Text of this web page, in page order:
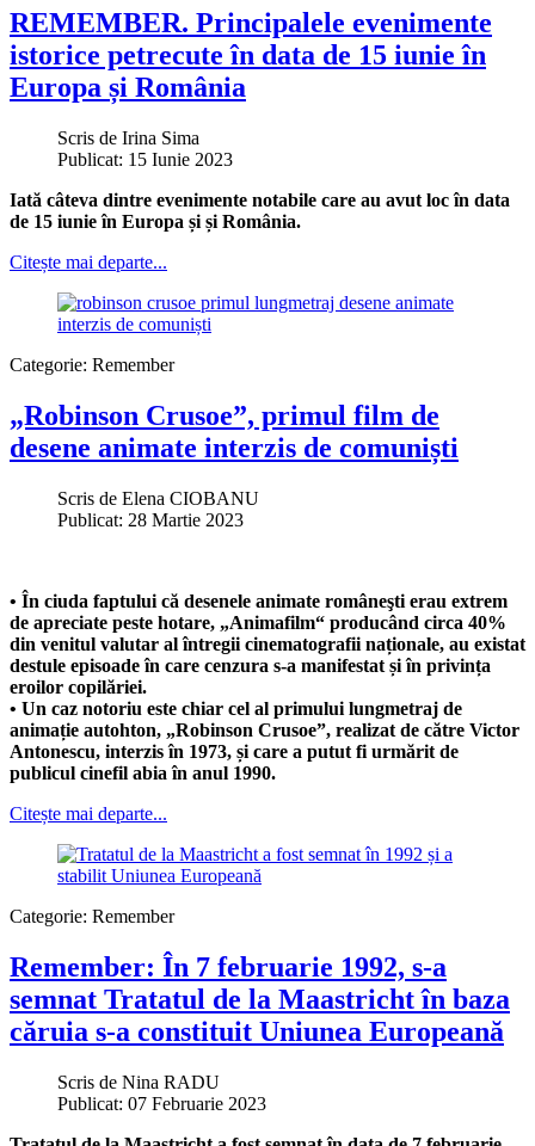
REMEMBER. Principalele evenimente
istorice petrecute în data de 15 iunie în
Europa și România
Scris de Irina Sima
Publicat: 15 Iunie 2023
Iată câteva dintre evenimente notabile care au avut loc în data
de 15 iunie în Europa și și România.
Citește mai departe...
Categorie: Remember
„Robinson Crusoe”, primul film de
desene animate interzis de comuniști
Scris de Elena CIOBANU
Publicat: 28 Martie 2023
• În ciuda faptului că desenele animate româneşti erau extrem
de apreciate peste hotare, „Animafilm“ producând circa 40%
din venitul valutar al întregii cinematografii naționale, au existat
destule episoade în care cenzura s-a manifestat și în privința
eroilor copilăriei.
• Un caz notoriu este chiar cel al primului lungmetraj de
animație autohton, „Robinson Crusoe”, realizat de către Victor
Antonescu, interzis în 1973, și care a putut fi urmărit de
publicul cinefil abia în anul 1990.
Citește mai departe...
Categorie: Remember
Remember: În 7 februarie 1992, s-a
semnat Tratatul de la Maastricht în baza
căruia s-a constituit Uniunea Europeană
Scris de Nina RADU
Publicat: 07 Februarie 2023